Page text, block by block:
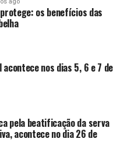
ago
os benefícios das
nos dias 5, 6 e 7 de
pela beatificação da serva
acontece no dia 26 de